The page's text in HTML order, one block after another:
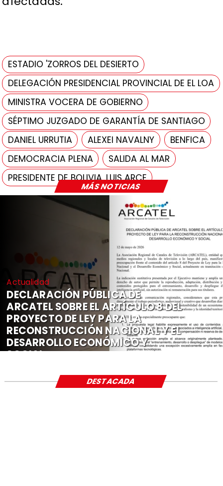
MÁS NOTICIAS
ESTADIO 'ZORROS DEL DESIERTO
DELEGACIÓN PRESIDENCIAL PROVINCIAL DE EL LOA
MINISTRA VOCERA DE GOBIERNO
SÉPTIMO JUZGADO DE GARANTÍA DE SANTIAGO
DANIEL URRUTIA
ALEXEI NAVALNY
BENFICA
DEMOCRACIA PLENA
SALIDA AL MAR
PRESIDENTE DE BOLIVIA, LUIS ARCE
Actualidad
DECLARACIÓN PÚBLICA DE
ARCATEL SOBRE EL ARTÍCULO 8 DEL
PROYECTO DE LEY PARA LA
RECONSTRUCCIÓN NACIONAL Y EL
DESARROLLO ECONÓMICO Y
SOCIAL
DESTACADA